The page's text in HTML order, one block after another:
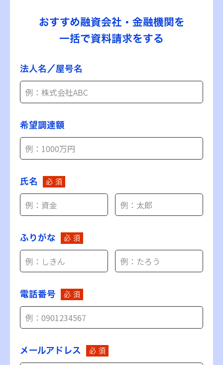
おすすめ融資会社・金融機関を
一括で資料請求をする
法人名／屋号名
希望調達額
氏名 必 須
ふりがな 必 須
電話番号 必 須
メールアドレス 必 須